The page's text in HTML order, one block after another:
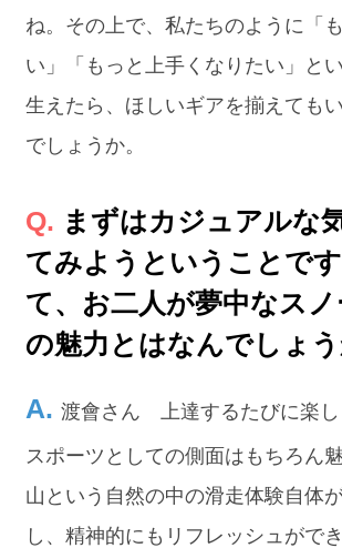
ね。その上で、私たちのように「
い」「もっと上手くなりたい」と
生えたら、ほしいギアを揃えても
でしょうか。
まずはカジュアルな
てみようということで
て、お二人が夢中なス
の魅力とはなんでしょう
渡會さん 上達するたびに楽し
スポーツとしての側面はもちろん
山という自然の中の滑走体験自体
し、精神的にもリフレッシュがで